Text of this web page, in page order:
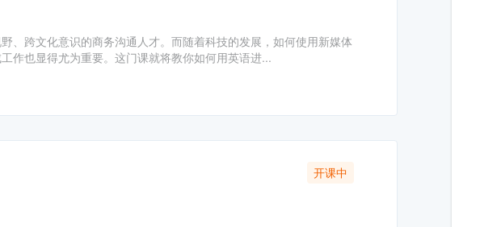
、跨文化意识的商务沟通人才。而随着科技的发展，如何使用新媒体
作也显得尤为重要。这门课就将教你如何用英语进...
开课中